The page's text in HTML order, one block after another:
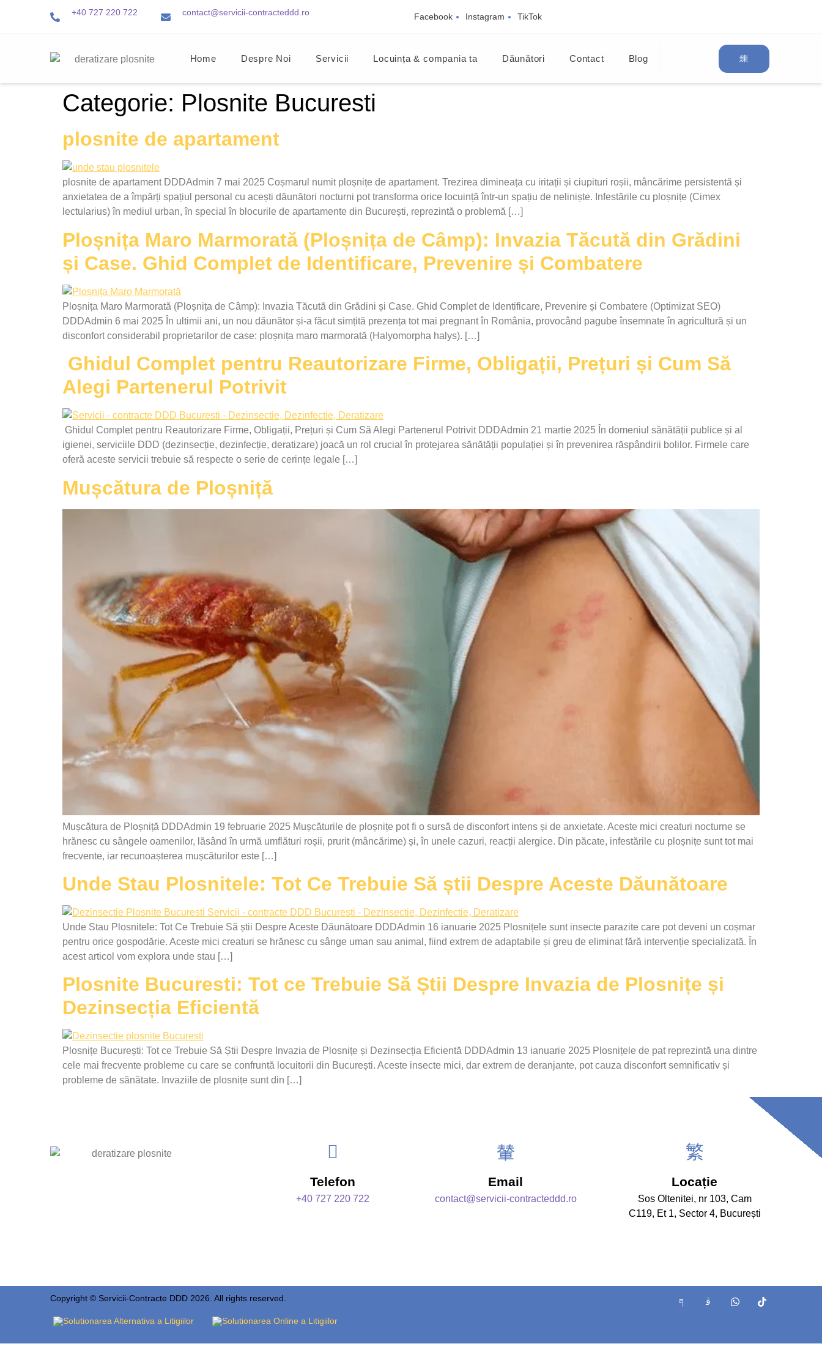
+40 727 220 722 contact@servicii-contracteddd.ro Facebook Instagram TikTok
Home Despre Noi Servicii Locuința & compania ta Dăunători Contact Blog
Categorie: Plosnite Bucuresti
plosnite de apartament
plosnite de apartament DDDAdmin 7 mai 2025 Coșmarul numit ploșnițe de apartament. Trezirea dimineața cu iritații și ciupituri roșii, mâncărime persistentă și
anxietatea de a împărți spațiul personal cu acești dăunători nocturni pot transforma orice locuință într-un spațiu de neliniște. Infestările cu ploșnițe (Cimex
lectularius) în mediul urban, în special în blocurile de apartamente din București, reprezintă o problemă […]
Ploșnița Maro Marmorată (Ploșnița de Câmp): Invazia Tăcută din Grădini
și Case. Ghid Complet de Identificare, Prevenire și Combatere
Ploșnița Maro Marmorată (Ploșnița de Câmp): Invazia Tăcută din Grădini și Case. Ghid Complet de Identificare, Prevenire și Combatere (Optimizat SEO)
DDDAdmin 6 mai 2025 În ultimii ani, un nou dăunător și-a făcut simțită prezența tot mai pregnant în România, provocând pagube însemnate în agricultură și un
disconfort considerabil proprietarilor de case: ploșnița maro marmorată (Halyomorpha halys). […]
Ghidul Complet pentru Reautorizare Firme, Obligații, Prețuri și Cum Să
Alegi Partenerul Potrivit
Ghidul Complet pentru Reautorizare Firme, Obligații, Prețuri și Cum Să Alegi Partenerul Potrivit DDDAdmin 21 martie 2025 În domeniul sănătății publice și al
igienei, serviciile DDD (dezinsecție, dezinfecție, deratizare) joacă un rol crucial în protejarea sănătății populației și în prevenirea răspândirii bolilor. Firmele care
oferă aceste servicii trebuie să respecte o serie de cerințe legale […]
Mușcătura de Ploșniță
Mușcătura de Ploșniță DDDAdmin 19 februarie 2025 Mușcăturile de ploșnițe pot fi o sursă de disconfort intens și de anxietate. Aceste mici creaturi nocturne se
hrănesc cu sângele oamenilor, lăsând în urmă umflături roșii, prurit (mâncărime) și, în unele cazuri, reacții alergice. Din păcate, infestările cu ploșnițe sunt tot mai
frecvente, iar recunoașterea mușcăturilor este […]
Unde Stau Plosnitele: Tot Ce Trebuie Să știi Despre Aceste Dăunătoare
Unde Stau Plosnitele: Tot Ce Trebuie Să știi Despre Aceste Dăunătoare DDDAdmin 16 ianuarie 2025 Plosnițele sunt insecte parazite care pot deveni un coșmar
pentru orice gospodărie. Aceste mici creaturi se hrănesc cu sânge uman sau animal, fiind extrem de adaptabile și greu de eliminat fără intervenție specializată. În
acest articol vom explora unde stau […]
Plosnite Bucuresti: Tot ce Trebuie Să Știi Despre Invazia de Plosnițe și
Dezinsecția Eficientă
Plosnițe București: Tot ce Trebuie Să Știi Despre Invazia de Plosnițe și Dezinsecția Eficientă DDDAdmin 13 ianuarie 2025 Plosnițele de pat reprezintă una dintre
cele mai frecvente probleme cu care se confruntă locuitorii din București. Aceste insecte mici, dar extrem de deranjante, pot cauza disconfort semnificativ și
probleme de sănătate. Invaziile de plosnițe sunt din […]
Telefon
+40 727 220 722
Email
contact@servicii-contracteddd.ro
Locație
Sos Oltenitei, nr 103, Cam
C119, Et 1, Sector 4, București
Copyright © Servicii-Contracte DDD 2026. All rights reserved.